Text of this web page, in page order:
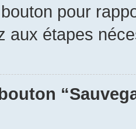
pour
aux étapes